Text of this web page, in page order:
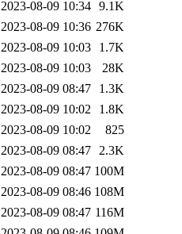
2023-08-09 10:34 9.1K
2023-08-09 10:36 276K
2023-08-09 10:03
1.7K
2023-08-09 10:03
28K
2023-08-09 08:47
1.3K
2023-08-09 10:02
1.8K
2023-08-09 10:02
825
2023-08-09 08:47 2.3K
2023-08-09 08:47 100M
2023-08-09 08:46 108M
2023-08-09 08:47 116M